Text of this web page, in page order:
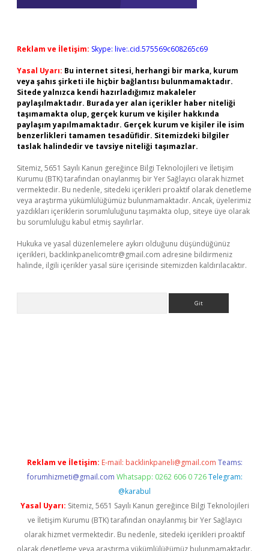
Reklam ve İletişim: Skype: live:.cid.575569c608265c69
Yasal Uyarı: Bu internet sitesi, herhangi bir marka, kurum
veya şahıs şirketi ile hiçbir bağlantısı bulunmamaktadır.
Sitede yalnızca kendi hazırladığımız makaleler
paylaşılmaktadır. Burada yer alan içerikler haber niteliği
taşımamakta olup, gerçek kurum ve kişiler hakkında
paylaşım yapılmamaktadır. Gerçek kurum ve kişiler ile isim
benzerlikleri tamamen tesadüfidir. Sitemizdeki bilgiler
taslak halindedir ve tavsiye niteliği taşımazlar.
Sitemiz, 5651 Sayılı Kanun gereğince Bilgi Teknolojileri ve İletişim
Kurumu (BTK) tarafından onaylanmış bir Yer Sağlayıcı olarak hizmet
vermektedir. Bu nedenle, sitedeki içerikleri proaktif olarak denetleme
veya araştırma yükümlülüğümüz bulunmamaktadır. Ancak, üyelerimiz
yazdıkları içeriklerin sorumluluğunu taşımakta olup, siteye üye olarak
bu sorumluluğu kabul etmiş sayılırlar.
Hukuka ve yasal düzenlemelere aykırı olduğunu düşündüğünüz
içerikleri, backlinkpanelicomtr@gmail.com adresine bildirmeniz
halinde, ilgili içerikler yasal süre içerisinde sitemizden kaldırılacaktır.
Reklam ve İletişim: E-mail: backlinkpaneli@gmail.com Teams:
forumhizmeti@gmail.com Whatsapp: 0262 606 0 726 Telegram:
@karabul
Yasal Uyarı: Sitemiz, 5651 Sayılı Kanun gereğince Bilgi Teknolojileri
ve İletişim Kurumu (BTK) tarafından onaylanmış bir Yer Sağlayıcı
olarak hizmet vermektedir. Bu nedenle, sitedeki içerikleri proaktif
olarak denetleme veya araştırma yükümlülüğümüz bulunmamaktadır.